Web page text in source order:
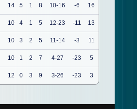
14 5 1 8 10-16 -6 16
10 4 1 5 12-23 -11 13
10 3 2 5 11-14 -3 11
10 1 2 7 4-27 -23 5
12 0 3 9 3-26 -23 3